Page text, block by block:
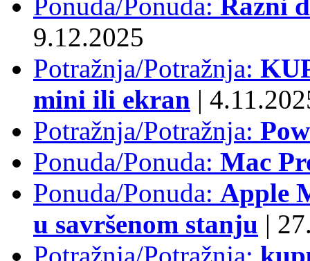
9.12.2025
Potražnja/Potražnja:
mini ili ekran |
Potražnja/Potražnja:
Ponuda/Ponuda: Mac
Ponuda/Ponuda: Apple
u savršenom stanju |